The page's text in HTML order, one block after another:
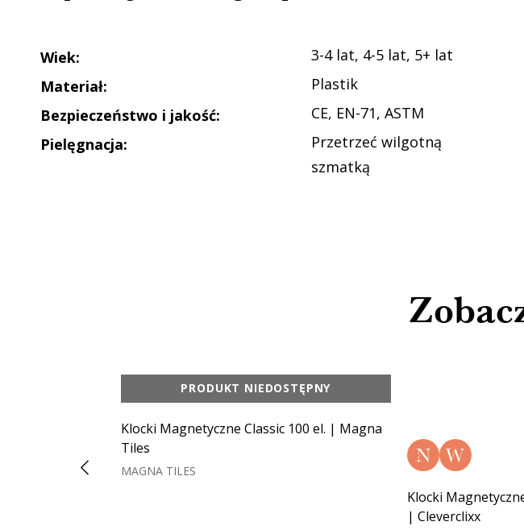
Wiek:
3-4 lat, 4-5 lat, 5+ lat
Materiał:
Plastik
Bezpieczeństwo i jakość:
CE, EN-71, ASTM
Pielęgnacja:
Przetrzeć wilgotną
szmatką
Klocki Magnetyczne Classic 100 el. | Magna
Tiles
MAGNA TILES
PRODUKT NIEDOSTĘPNY
N W
Klocki
| Cleverclixx